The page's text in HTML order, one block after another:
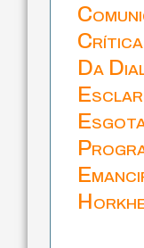
Crítica
Da